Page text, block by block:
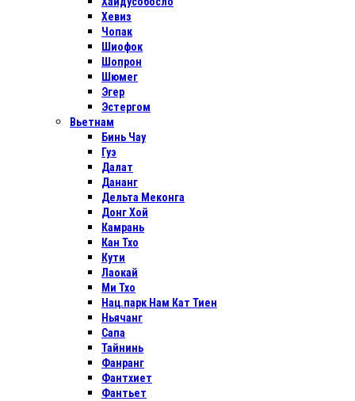
Хевиз
Чопак
Шиофок
Шопрон
Шюмег
Эгер
Эстергом
Вьетнам
Бинь Чау
Гуэ
Далат
Дананг
Дельта Меконга
Донг Хой
Камрань
Кан Тхо
Кути
Лаокай
Ми Тхо
Нац.парк Нам Кат Тиен
Ньячанг
Сапа
Тайнинь
Фанранг
Фантхиет
Фантьет